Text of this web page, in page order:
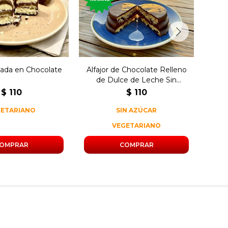
y crema de
maní.
en Chocolate
$ 110
dulce de leche y sin
azúcar.
Alfajor de Chocolate Relleno
de Dulce de Leche Sin
Azúcar
$ 110
SIN AZÚCAR
VEGETARIANO